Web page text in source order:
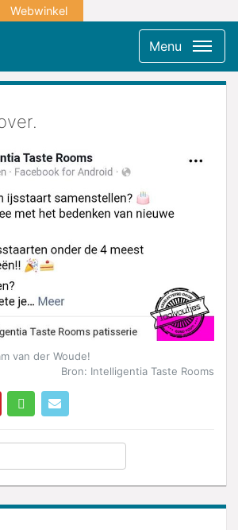
Webwinkel
Menu
van der Woude!
Bron: Intelligentia Taste Rooms